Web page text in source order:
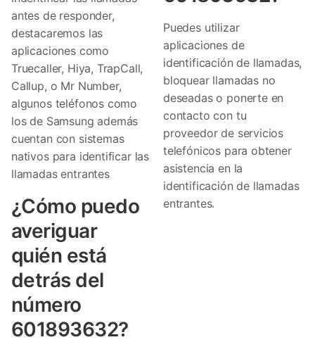
antes de responder,
destacaremos las
aplicaciones como
Truecaller, Hiya, TrapCall,
Callup, o Mr Number,
algunos teléfonos como
los de Samsung además
cuentan con sistemas
nativos para identificar las
llamadas entrantes
¿Cómo puedo
averiguar
quién está
detrás del
número
601893632?
Puedes utilizar
aplicaciones de
identificación de llamadas,
bloquear llamadas no
deseadas o ponerte en
contacto con tu
proveedor de servicios
telefónicos para obtener
asistencia en la
identificación de llamadas
entrantes.